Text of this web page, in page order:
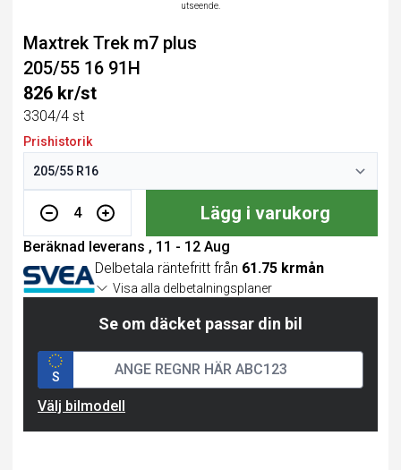
utseende.
Maxtrek Trek m7 plus
205/55 16 91H
826 kr/st
3304/4 st
Prishistorik
4 Lägg i varukorg
Beräknad leverans , 11 - 12 Aug
Delbetala räntefritt från 61.75 krmån
Visa alla delbetalningsplaner
Se om däcket passar din bil
S
Välj bilmodell